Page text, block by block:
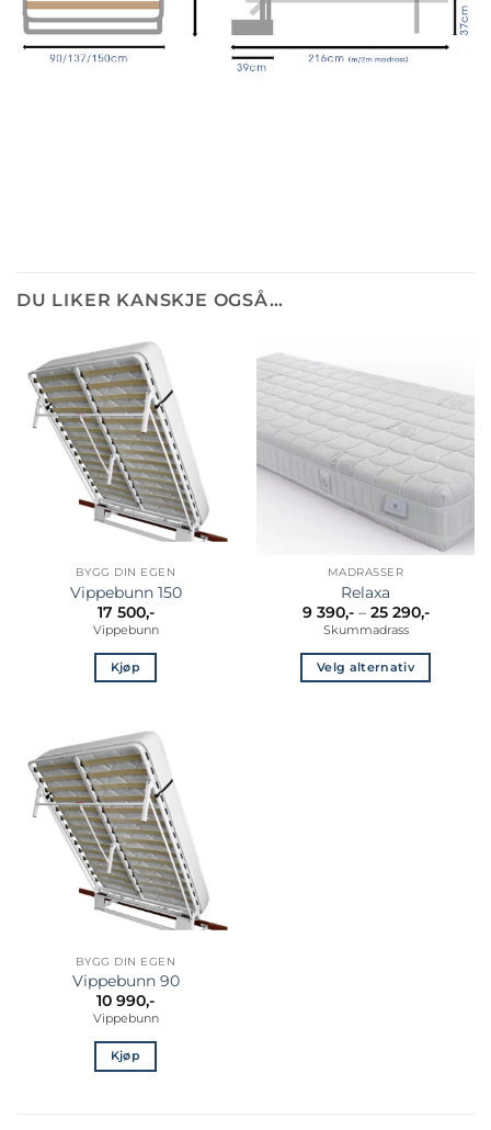
DU LIKER KANSKJE OGSÅ…
BYGG DIN EGEN
Vippebunn 150
17 500,-
Vippebunn
Kjøp
MADRASSER
Relaxa
9 390,- – 25 290,-
til
290,-
Skummadrass
Velg alternativ
BYGG DIN EGEN
Vippebunn 90
10 990,-
Vippebunn
Kjøp